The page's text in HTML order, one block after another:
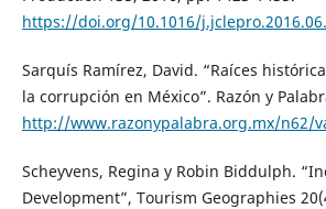
https://doi.org/10.1016/
Sarquís Ramírez, David. “Raíces
la corrupción en México”. Razón y
http://www.razonypalabra.org.mx/n62/
Scheyvens, Regina y Robin Biddulph.
Development”, Tourism Geographies